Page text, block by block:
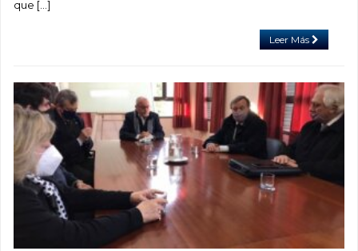
que […]
Leer Más